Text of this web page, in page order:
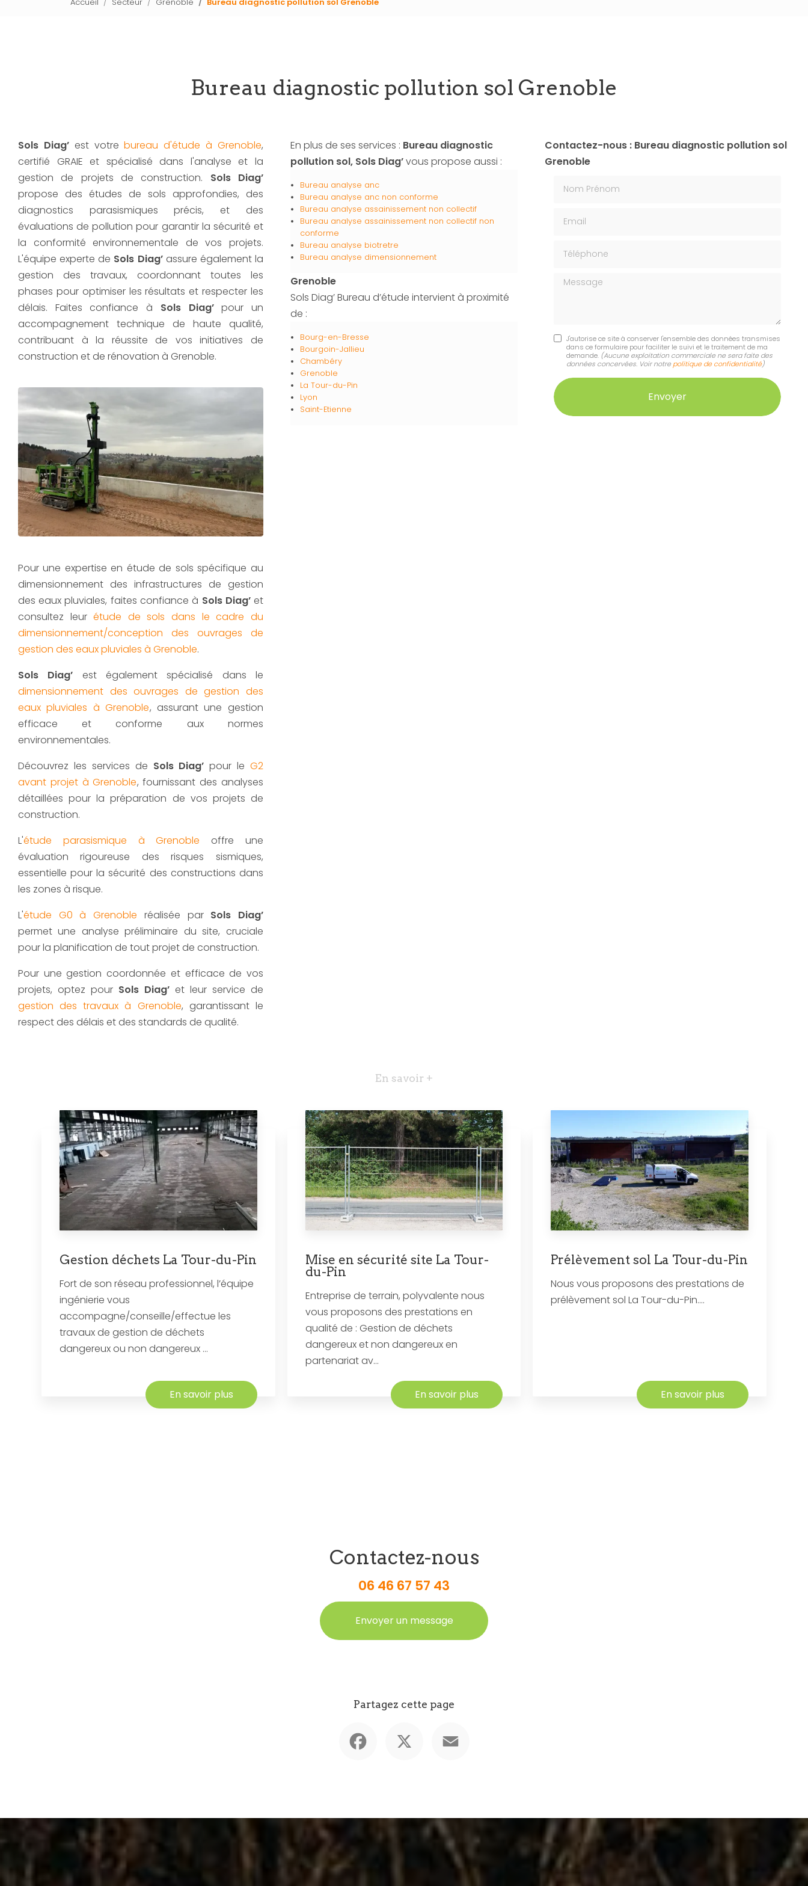
Bureau diagnostic pollution sol Grenoble
Sols Diag’est votrebureau d'étude à Grenoble,
certifié GRAIE et spécialisé dans l'analyse et la
gestion de projets de construction. Sols Diag’
propose des études de sols approfondies, des
diagnostics parasismiques précis, et des
évaluations de pollution pour garantir la sécurité et
la conformité environnementale de vos projets.
L'équipe experte de Sols Diag’assure également la
gestion des travaux, coordonnant toutes les
phases pour optimiser les résultats et respecter les
délais. Faites confiance à Sols Diag’pour un
accompagnement technique de haute qualité,
contribuant à la réussite de vos initiatives de
construction et de rénovation à Grenoble.
Pour une expertise en étude de sols spécifique au
dimensionnement des infrastructures de gestion
des eaux pluviales, faites confiance à Sols Diag’et
consultez leurétude de sols dans le cadre du
dimensionnement/conception des ouvrages de
gestion des eaux pluviales à Grenoble.
Sols Diag’ est également spécialisé dans le
dimensionnement des ouvrages de gestion des
eaux pluviales à Grenoble, assurant une gestion
efficace et conforme aux normes
environnementales.
Découvrez les services de Sols Diag’ pour le G2
avant projet à Grenoble, fournissant des analyses
détaillées pour la préparation de vos projets de
construction.
L'étude parasismique à Grenoble offre une
évaluation rigoureuse des risques sismiques,
essentielle pour la sécurité des constructions dans
les zones à risque.
L'étude G0 à Grenoble réalisée par Sols Diag’
permet une analyse préliminaire du site, cruciale
pour la planification de tout projet de construction.
Pour une gestion coordonnée et efficace de vos
projets, optez pour Sols Diag’ et leur service de
gestion des travaux à Grenoble, garantissant le
respect des délais et des standards de qualité.
En plus de ses services : Bureau diagnostic
pollution sol, Sols Diag’vous propose aussi :
Bureau analyse anc
Bureau analyse anc non conforme
Bureau analyse assainissement non collectif
Bureau analyse assainissement non collectif non
conforme
Bureau analyse biotretre
Bureau analyse dimensionnement
Grenoble
Sols Diag’ Bureau d’étude intervient à proximité
de :
Bourg-en-Bresse
Bourgoin-Jallieu
Chambéry
Grenoble
La Tour-du-Pin
Lyon
Saint-Etienne
Contactez-nous : Bureau diagnostic pollution sol
Grenoble
Nom Prénom
Email
Téléphone
Message
J'autorise ce site à conserver l'ensemble des données transmises
dans ce formulaire pour faciliter le suivi et le traitement de ma
demande. (Aucune exploitation commerciale ne sera faite des
données concervées. Voir notre politique de confidentialité)
En savoir +
Gestion déchets La Tour-du-Pin
Fort de son réseau professionnel, l’équipe
ingénierie vous
accompagne/conseille/effectue les
travaux de gestion de déchets
dangereux ou non dangereux ...
En savoir plus
Mise en sécurité site La Tour-
du-Pin
Entreprise de terrain, polyvalente nous
vous proposons des prestations en
qualité de : Gestion de déchets
dangereux et non dangereux en
partenariat av...
En savoir plus
Prélèvement sol La Tour-du-Pin
Nous vous proposons des prestations de
prélèvement sol La Tour-du-Pin....
En savoir plus
Contactez-nous
06 46 67 57 43
Envoyer un message
Partagez cette page